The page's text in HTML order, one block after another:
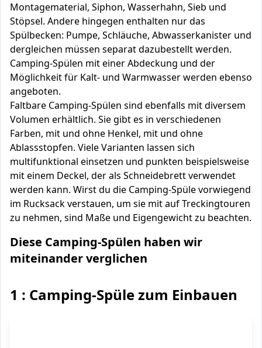
Montagematerial, Siphon, Wasserhahn, Sieb und
Stöpsel. Andere hingegen enthalten nur das
Spülbecken: Pumpe, Schläuche, Abwasserkanister und
dergleichen müssen separat dazubestellt werden.
Camping-Spülen mit einer Abdeckung und der
Möglichkeit für Kalt- und Warmwasser werden ebenso
angeboten.
Faltbare Camping-Spülen sind ebenfalls mit diversem
Volumen erhältlich. Sie gibt es in verschiedenen
Farben, mit und ohne Henkel, mit und ohne
Ablassstopfen. Viele Varianten lassen sich
multifunktional einsetzen und punkten beispielsweise
mit einem Deckel, der als Schneidebrett verwendet
werden kann. Wirst du die Camping-Spüle vorwiegend
im Rucksack verstauen, um sie mit auf Treckingtouren
zu nehmen, sind Maße und Eigengewicht zu beachten.
Diese Camping-Spülen haben wir
miteinander verglichen
1 : Camping-Spüle zum Einbauen